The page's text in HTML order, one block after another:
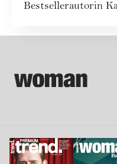
Bestsellerautorin